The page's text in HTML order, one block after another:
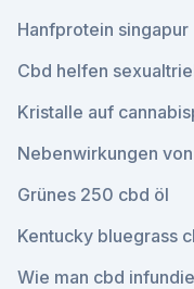
Hanfprotein singapur
Cbd helfen
Kristalle auf
Nebenwirkungen
Grünes 250 cbd öl
Kentucky bluegrass
Wie man cbd